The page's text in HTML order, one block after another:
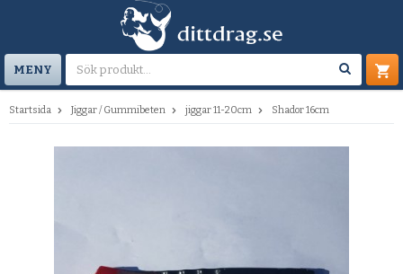
MENY
Startsida Jiggar / Gummibeten jiggar 11-20cm Shador 16cm